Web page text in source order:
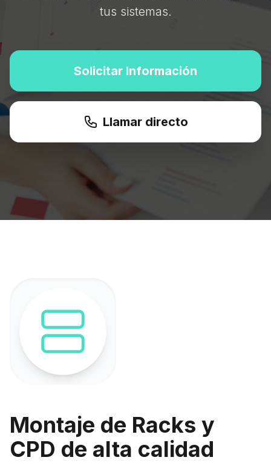
tus sistemas.
Solicitar Información
Llamar directo
Montaje de Racks y
CPD de alta calidad